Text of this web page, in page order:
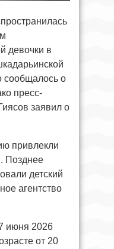
девочки в
сообщалось о
пресс-
заявил о
привлекли
Позднее
детский
агентство
июня 2026
от 20